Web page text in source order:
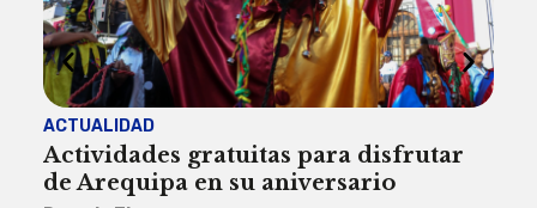
ACTUALIDAD
Actividades gratuitas para disfrutar
de Arequipa en su aniversario